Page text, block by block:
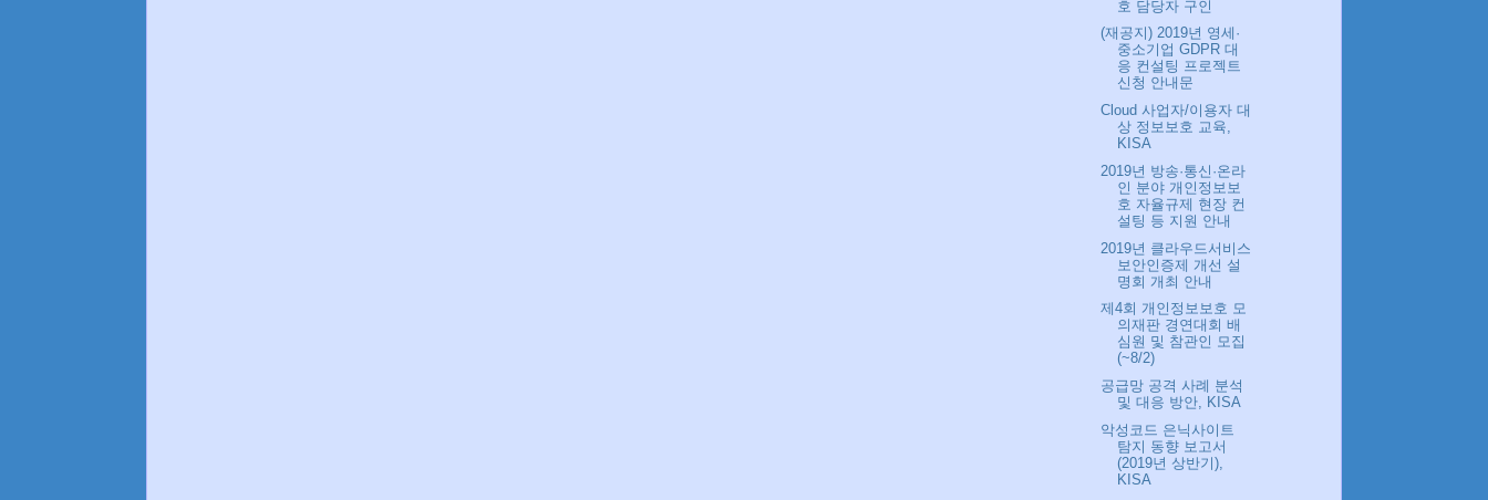
호 담당자 구인
(재공지) 2019년 영세·
중소기업 GDPR 대
응 컨설팅 프로젝트
신청 안내문
Cloud 사업자/이용자 대
상 정보보호 교육,
KISA
2019년 방송·통신·온라
인 분야 개인정보보
호 자율규제 현장 컨
설팅 등 지원 안내
2019년 클라우드서비스
보안인증제 개선 설
명회 개최 안내
제4회 개인정보보호 모
의재판 경연대회 배
심원 및 참관인 모집
(~8/2)
공급망 공격 사례 분석
및 대응 방안, KISA
악성코드 은닉사이트
탐지 동향 보고서
(2019년 상반기),
KISA